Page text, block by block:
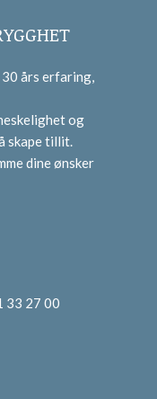
års erfaring,
og
skape tillit.
dine ønsker
33 27 00